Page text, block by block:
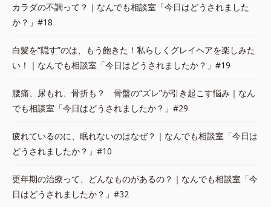
カラダの不調って？｜なんでも相談室「今日はどうされました
か？」#18
白髪を“隠す”のは、もう飽きた！私らしくグレイヘアを楽しみた
い！｜なんでも相談室「今日はどうされましたか？」#19
腰痛、尿もれ、骨折も？ 骨盤の“ズレ”が引き起こす悩み｜なん
でも相談室「今日はどうされましたか？」#29
疲れているのに、眠れないのはなぜ？｜なんでも相談室「今日は
どうされましたか？」#10
更年期の治療って、どんなものがあるの？｜なんでも相談室「今
日はどうされましたか？」#32